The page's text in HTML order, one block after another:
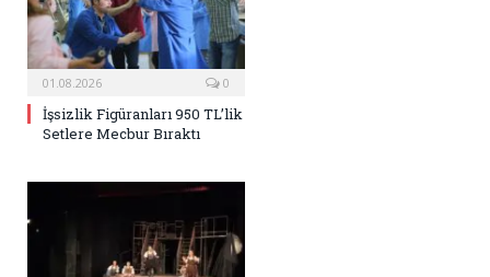
01.08.2026 0
İşsizlik Figüranları 950 TL’lik
Setlere Mecbur Bıraktı